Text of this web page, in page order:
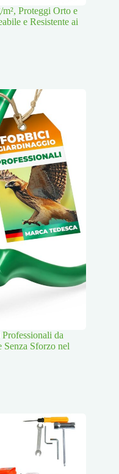
Proteggi Orto e
e Resistente ai
da
Senza Sforzo nel